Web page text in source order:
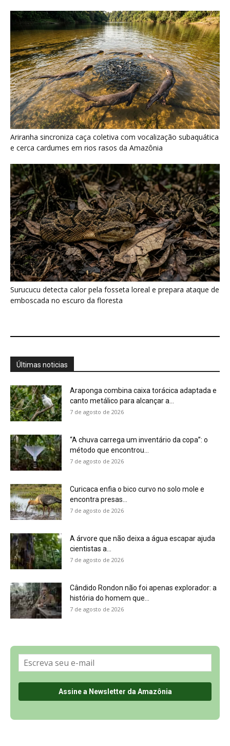
Surucucu detecta calor pela fosseta loreal e prepara ataque de
emboscada no escuro da floresta
Últimas noticias
Araponga combina caixa torácica adaptada e
canto metálico para alcançar a...
7 de agosto de 2026
“A chuva carrega um inventário da copa”: o
método que encontrou...
7 de agosto de 2026
A árvore que não deixa a água escapar ajuda
7 de agosto de 2026
7 de agosto de 2026
Política de Privacidade, LGPD e RGPD
Últimas Notícias
🌎 Español
©